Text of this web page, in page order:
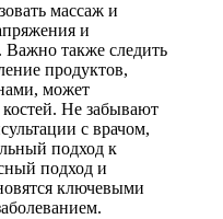
массаж и
и
также следить
продуктов,
может
Не забывают
с врачом,
подход к
подход и
ключевыми